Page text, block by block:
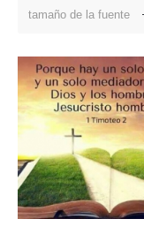
tamaño de la fuente